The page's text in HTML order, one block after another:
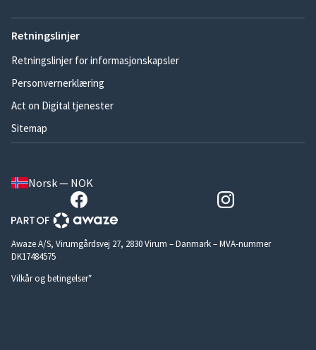
Retningslinjer
Retningslinjer for informasjonskapsler
Personvernerklæring
Act on Digital tjenester
Sitemap
Norsk — NOK
Awaze A/S, Virumgårdsvej 27, 2830 Virum – Danmark – MVA-nummer
DK17484575
Vilkår og betingelser*